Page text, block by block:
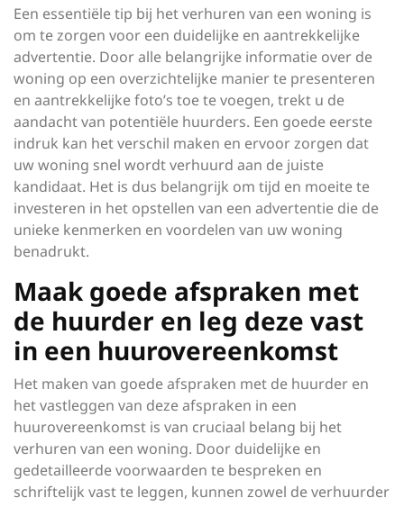
Een essentiële tip bij het verhuren van een woning is
om te zorgen voor een duidelijke en aantrekkelijke
advertentie. Door alle belangrijke informatie over de
woning op een overzichtelijke manier te presenteren
en aantrekkelijke foto’s toe te voegen, trekt u de
aandacht van potentiële huurders. Een goede eerste
indruk kan het verschil maken en ervoor zorgen dat
uw woning snel wordt verhuurd aan de juiste
kandidaat. Het is dus belangrijk om tijd en moeite te
investeren in het opstellen van een advertentie die de
unieke kenmerken en voordelen van uw woning
benadrukt.
Maak goede afspraken met
de huurder en leg deze vast
in een huurovereenkomst
Het maken van goede afspraken met de huurder en
het vastleggen van deze afspraken in een
huurovereenkomst is van cruciaal belang bij het
verhuren van een woning. Door duidelijke en
gedetailleerde voorwaarden te bespreken en
schriftelijk vast te leggen, kunnen zowel de verhuurder